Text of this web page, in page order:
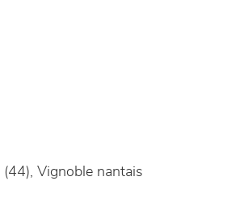
Vignoble nantais